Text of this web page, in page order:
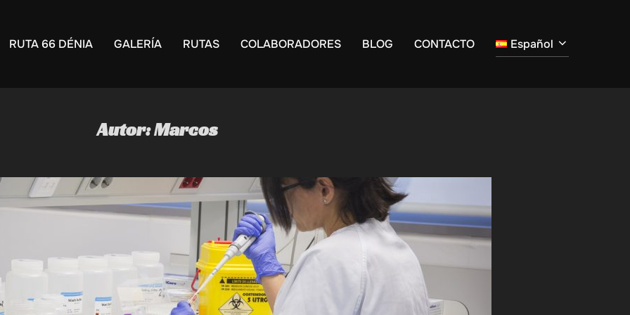
RUTA 66 DÉNIA GALERÍA RUTAS COLABORADORES BLOG CONTACTO Español
Autor:Marcos